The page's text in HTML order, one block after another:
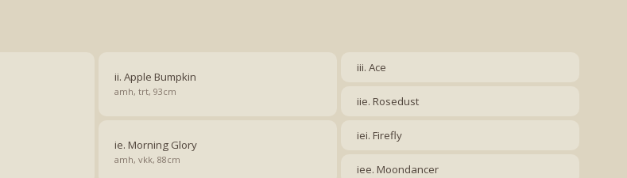
ii. Apple Bumpkin
amh, trt, 93cm
iii. Ace
iie. Rosedust
ie. Morning Glory
amh, vkk, 88cm
iei. Firefly
iee. Moondancer